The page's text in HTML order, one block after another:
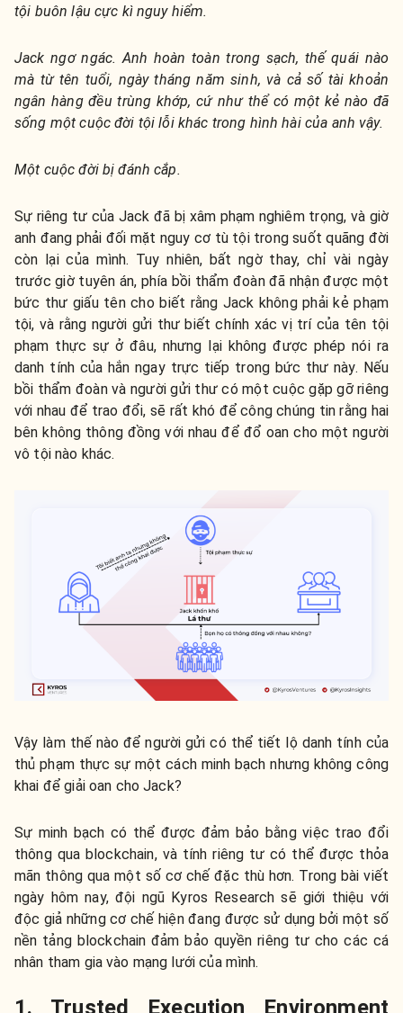
tội buôn lậu cực kì nguy hiểm.
Jack ngơ ngác. Anh hoàn toàn trong sạch, thế quái nào
mà từ tên tuổi, ngày tháng năm sinh, và cả số tài khoản
ngân hàng đều trùng khớp, cứ như thể có một kẻ nào đã
sống một cuộc đời tội lỗi khác trong hình hài của anh vậy.
Một cuộc đời bị đánh cắp.
Sự riêng tư của Jack đã bị xâm phạm nghiêm trọng, và giờ
anh đang phải đối mặt nguy cơ tù tội trong suốt quãng đời
còn lại của mình. Tuy nhiên, bất ngờ thay, chỉ vài ngày
trước giờ tuyên án, phía bồi thẩm đoàn đã nhận được một
bức thư giấu tên cho biết rằng Jack không phải kẻ phạm
tội, và rằng người gửi thư biết chính xác vị trí của tên tội
phạm thực sự ở đâu, nhưng lại không được phép nói ra
danh tính của hắn ngay trực tiếp trong bức thư này. Nếu
bồi thẩm đoàn và người gửi thư có một cuộc gặp gỡ riêng
với nhau để trao đổi, sẽ rất khó để công chúng tin rằng hai
bên không thông đồng với nhau để đổ oan cho một người
vô tội nào khác.
Vậy làm thế nào để người gửi có thể tiết lộ danh tính của
thủ phạm thực sự một cách minh bạch nhưng không công
khai để giải oan cho Jack?
Sự minh bạch có thể được đảm bảo bằng việc trao đổi
thông qua blockchain, và tính riêng tư có thể được thỏa
mãn thông qua một số cơ chế đặc thù hơn. Trong bài viết
ngày hôm nay, đội ngũ Kyros Research sẽ giới thiệu với
độc giả những cơ chế hiện đang được sử dụng bởi một số
nền tảng blockchain đảm bảo quyền riêng tư cho các cá
nhân tham gia vào mạng lưới của mình.
1. Trusted Execution Environment